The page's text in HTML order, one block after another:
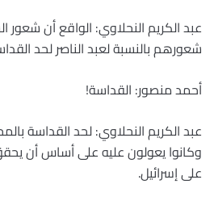
عبد الكريم النحلاوي: الواقع أن
شعورهم بالنسبة لعبد الناصر لحد
أحمد منصور: القداسة!
عبد الكريم النحلاوي: لحد القداسة
وكانوا يعولون عليه على أساس أن
على إسرائيل.